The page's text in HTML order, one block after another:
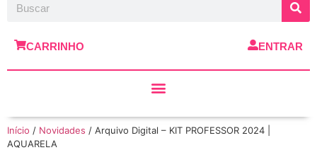
CARRINHO ENTRAR
Início / Novidades / Arquivo Digital – KIT PROFESSOR 2024 |
AQUARELA